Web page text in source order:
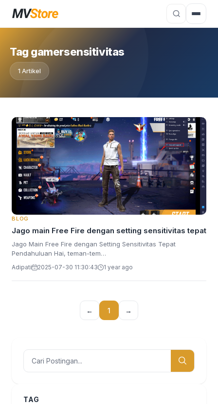
Tag gamersensitivitas
1 Artikel
BLOG
Jago main Free Fire dengan setting sensitivitas tepat
Jago Main Free Fire dengan Setting Sensitivitas Tepat
Pendahuluan Hai, teman-tem…
Adipati 2025-07-30 11:30:43 1 year ago
← 1 →
TAG